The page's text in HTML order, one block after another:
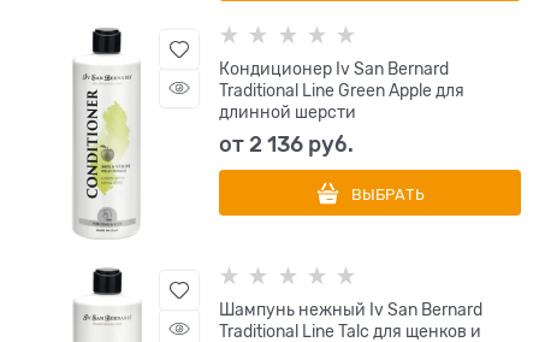
Кондиционер Iv San Bernard
Traditional Line Green Apple для
длинной шерсти
от2 136 руб.
ВЫБРАТЬ
Шампунь нежный Iv San Bernard
Traditional Line Talc для щенков и